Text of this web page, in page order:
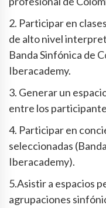
2. Participar en
de alto nivel
Banda Sinfónica de
Iberacademy.
3. Generar un
entre los
4. Participar en
seleccionadas
Iberacademy).
5.Asistir a espacios
agrupaciones